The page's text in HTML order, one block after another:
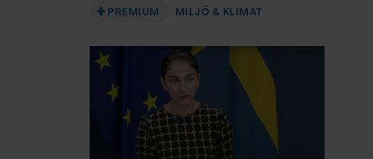
PREMIUM MILJÖ & KLIMAT